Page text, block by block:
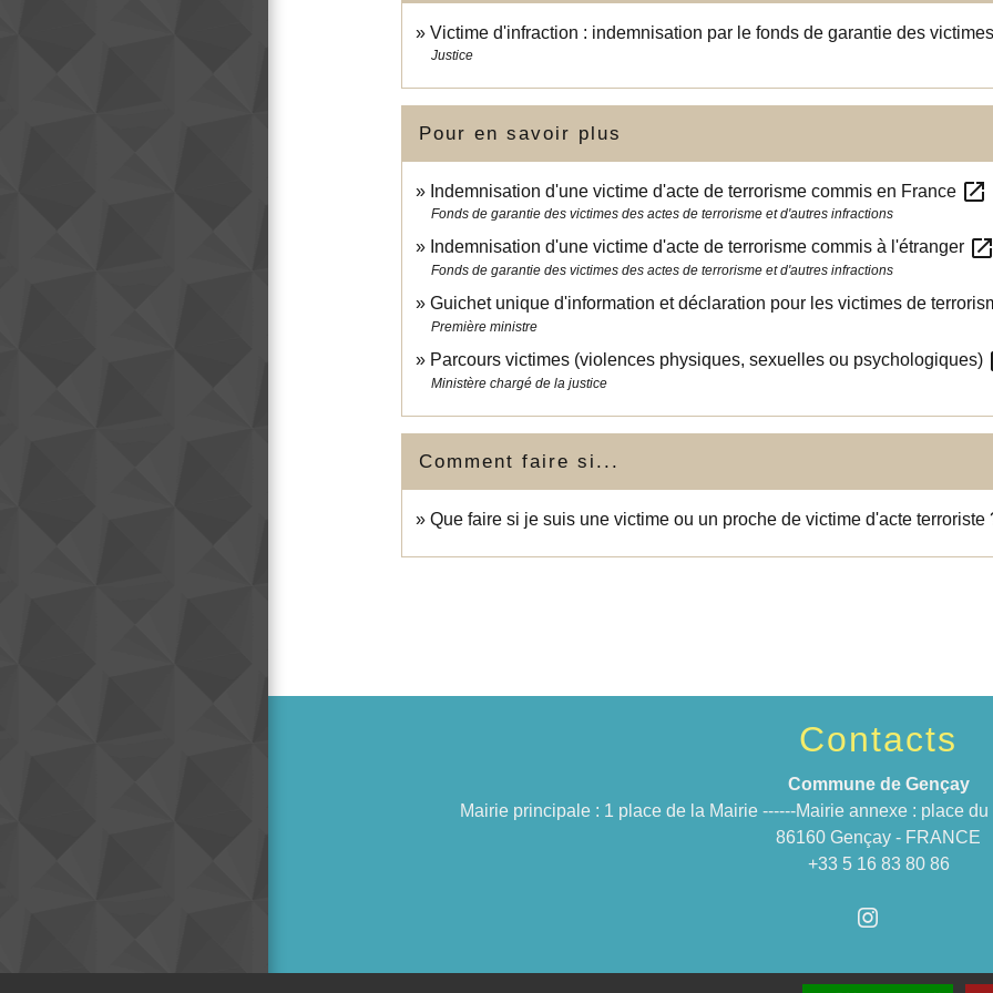
Victime d'infraction : indemnisation par le fonds de garantie des victimes
Justice
Pour en savoir plus
Indemnisation d'une victime d'acte de terrorisme commis en France open_in_new
Fonds de garantie des victimes des actes de terrorisme et d'autres infractions
Indemnisation d'une victime d'acte de terrorisme commis à l'étranger open_in_new
Fonds de garantie des victimes des actes de terrorisme et d'autres infractions
Guichet unique d'information et déclaration pour les victimes de
Première ministre
Parcours victimes (violences physiques, sexuelles ou psychologiques)
Ministère chargé de la justice
Comment faire si...
Que faire si je suis une victime ou un proche de victime d'acte terroriste
Contacts
Commune de Gençay
Mairie principale : 1 place de la Mairie ------Mairie annexe : place
86160 Gençay - FRANCE
+33 5 16 83 80 86